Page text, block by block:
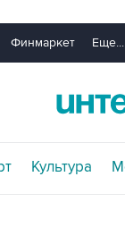
Финмаркет Еще...
Культура